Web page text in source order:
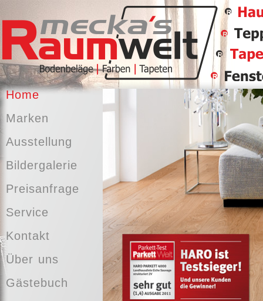
Home
Marken
Ausstellung
Bildergalerie
Preisanfrage
Service
Kontakt
Über uns
Gästebuch